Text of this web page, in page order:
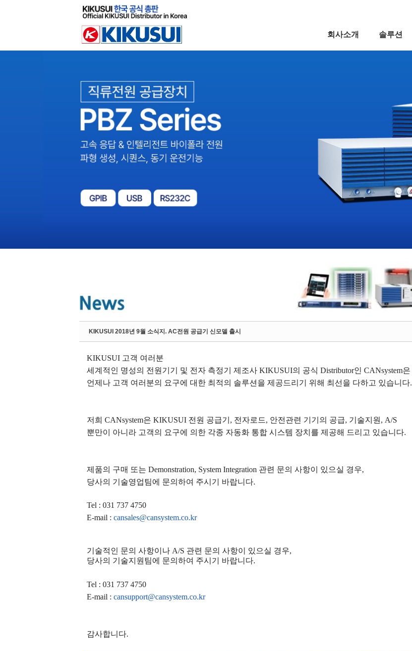
회사소개 솔루션
KIKUSUI 2018년 9월 소식지. AC전원 공급기 신모델 출시
KIKUSUI 고객 여러분
세계적인 명성의 전원기기 및 전자 측정기 제조사 KIKUSUI의 공식 Distributor인 CANsystem은
언제나 고객 여러분의 요구에 대한 최적의 솔루션을 제공드리기 위해 최선을 다하고 있습니다.
저희 CANsystem은 KIKUSUI 전원 공급기 , 전자로드, 안전관련 기기의 공급, 기술지원 , A/S
뿐만이 아니라 고객의 요구에 의한 각종 자동화 통합 시스템 장치를 제공해 드리고 있습니다.
제품의 구매 또는 Demonstration, System Integration 관련 문의 사항이 있으실 경우,
당사의 기술영업팀에 문의하여 주시기 바랍니다.
Tel : 031 737 4750
E-mail : cansales@cansystem.co.kr
기술적인 문의 사항이나 A/S 관련 문의 사항이 있으실 경우,
당사의 기술지원팀에 문의하여 주시기 바랍니다.
Tel : 031 737 4750
E-mail : cansupport@cansystem.co.kr
감사합니다.